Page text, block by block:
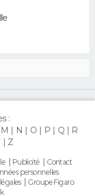
:
M N O P Q
R
Z
Publicité
Contact
personnelles
Groupe Figaro